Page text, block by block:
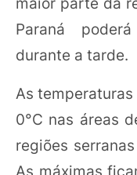
Paraná
durante a tarde.
As
0°C nas áreas
regiões